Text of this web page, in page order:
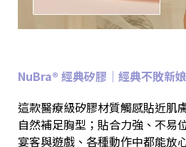
NuBra® 經典矽膠｜經典不敗新
這款醫療級矽膠材質觸感貼近肌
自然補足胸型；貼合力強、不易
宴客與遊戲、各種動作中都能放